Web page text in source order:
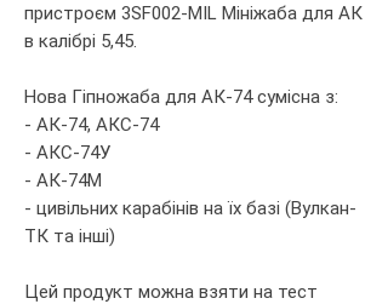
пристроєм 3SF002-MIL Мініжаба для АК
в калібрі 5,45.
Нова Гіпножаба для АК-74 сумісна з:
- АК-74, АКС-74
- АКС-74У
- АК-74М
- цивільних карабінів на їх базі (Вулкан-
ТК та інші)
Цей продукт можна взяти на тест